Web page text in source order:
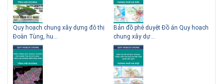
Quy hoạch chung xây dựng đô thị
Đoàn Tùng, hu...
Bản đồ phê duyệt Đồ án Quy hoạch
chung xây dự...